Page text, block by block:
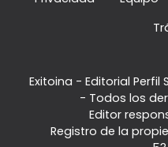
Exitoina - Editorial Perfil
- Todos los
Editor
Registro de la